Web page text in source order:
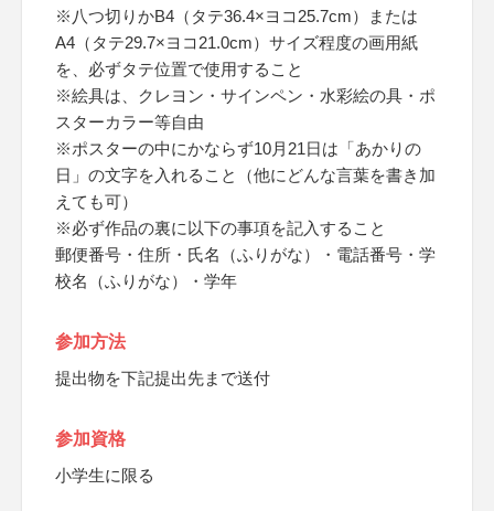
※八つ切りかB4（タテ36.4×ヨコ25.7cm）または
A4（タテ29.7×ヨコ21.0cm）サイズ程度の画用紙
を、必ずタテ位置で使用すること
※絵具は、クレヨン・サインペン・水彩絵の具・ポ
スターカラー等自由
※ポスターの中にかならず10月21日は「あかりの
日」の文字を入れること（他にどんな言葉を書き加
えても可）
※必ず作品の裏に以下の事項を記入すること
郵便番号・住所・氏名（ふりがな）・電話番号・学
校名（ふりがな）・学年
参加方法
提出物を下記提出先まで送付
参加資格
小学生に限る